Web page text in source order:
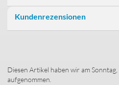
Kundenrezensionen
Diesen Artikel haben wir am
aufgenommen.